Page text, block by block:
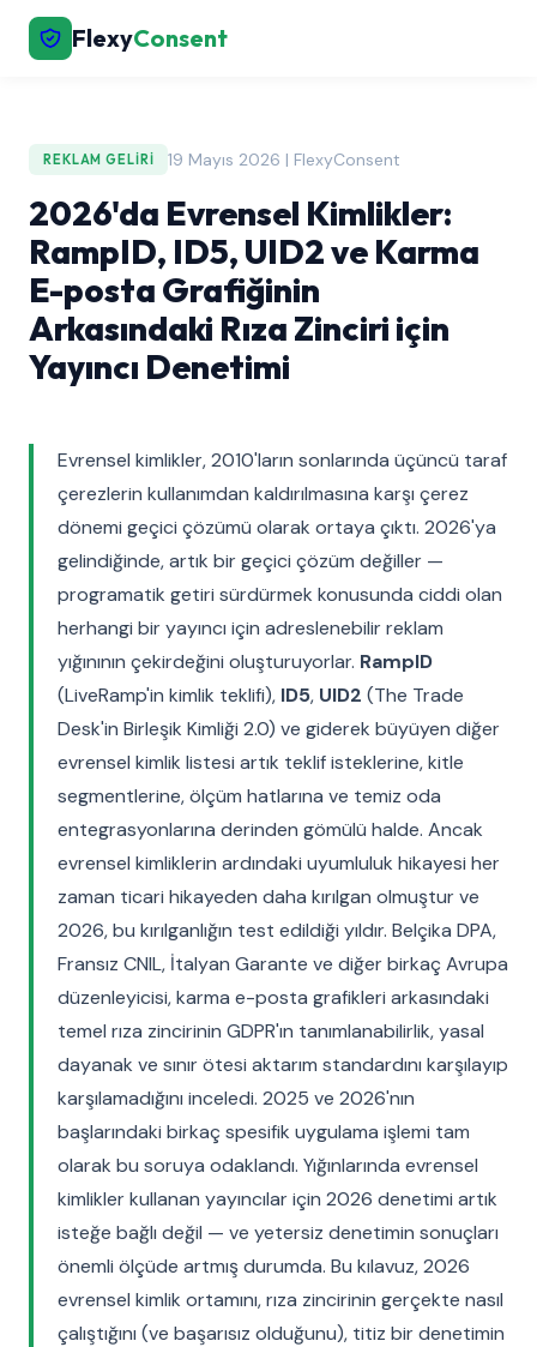
FlexyConsent
REKLAM GELIRI 19 Mayıs 2026 | FlexyConsent
2026'da Evrensel Kimlikler:
RampID, ID5, UID2 ve Karma
E-posta Grafiğinin
Arkasındaki Rıza Zinciri için
Yayıncı Denetimi
Evrensel kimlikler, 2010'ların sonlarında üçüncü taraf
çerezlerin kullanımdan kaldırılmasına karşı çerez
dönemi geçici çözümü olarak ortaya çıktı. 2026'ya
gelindiğinde, artık bir geçici çözüm değiller —
programatik getiri sürdürmek konusunda ciddi olan
herhangi bir yayıncı için adreslenebilir reklam
yığınının çekirdeğini oluşturuyorlar. RampID
(LiveRamp'in kimlik teklifi), ID5, UID2 (The Trade
Desk'in Birleşik Kimliği 2.0) ve giderek büyüyen diğer
evrensel kimlik listesi artık teklif isteklerine, kitle
segmentlerine, ölçüm hatlarına ve temiz oda
entegrasyonlarına derinden gömülü halde. Ancak
evrensel kimliklerin ardındaki uyumluluk hikayesi her
zaman ticari hikayeden daha kırılgan olmuştur ve
2026, bu kırılganlığın test edildiği yıldır. Belçika DPA,
Fransız CNIL, İtalyan Garante ve diğer birkaç Avrupa
düzenleyicisi, karma e-posta grafikleri arkasındaki
temel rıza zincirinin GDPR'ın tanımlanabilirlik, yasal
dayanak ve sınır ötesi aktarım standardını karşılayıp
karşılamadığını inceledi. 2025 ve 2026'nın
başlarındaki birkaç spesifik uygulama işlemi tam
olarak bu soruya odaklandı. Yığınlarında evrensel
kimlikler kullanan yayıncılar için 2026 denetimi artık
isteğe bağlı değil — ve yetersiz denetimin sonuçları
önemli ölçüde artmış durumda. Bu kılavuz, 2026
evrensel kimlik ortamını, rıza zincirinin gerçekte nasıl
çalıştığını (ve başarısız olduğunu), titiz bir denetimin